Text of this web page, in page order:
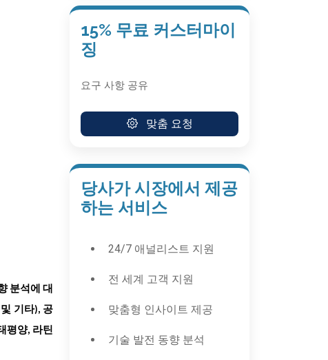
분석에 대
기타), 공
평양, 라틴
15% 무료 커스터마이
징
요구 사항 공유
맞춤 요청
당사가 시장에서 제공
하는 서비스
24/7 애널리스트 지원
전 세계 고객 지원
맞춤형 인사이트 제공
기술 발전 동향 분석